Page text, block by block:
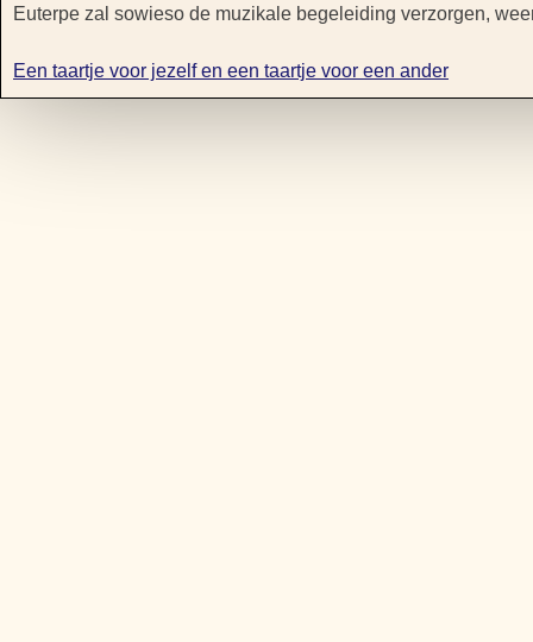
Euterpe zal sowieso de muzikale begeleiding verzorgen,
Een taartje voor jezelf en een taartje voor een ander